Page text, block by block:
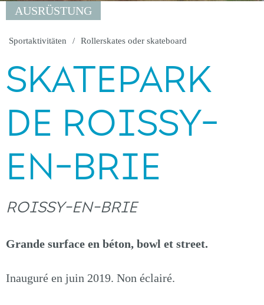
AUSRÜSTUNG
Sportaktivitäten Rollerskates oder skateboard
SKATEPARK
DE ROISSY-
EN-BRIE
ROISSY-EN-BRIE
Grande surface en béton, bowl et street.
Inauguré en juin 2019. Non éclairé.